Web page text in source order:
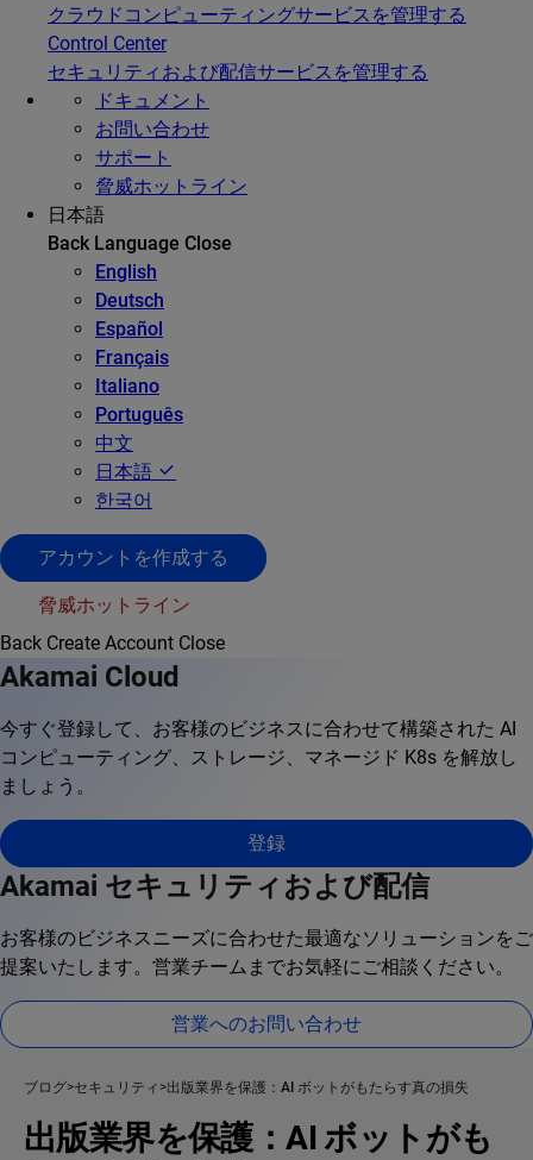
クラウドコンピューティングサービスを管理する
Control Center
セキュリティおよび配信サービスを管理する
ドキュメント
お問い合わせ
サポート
脅威ホットライン
日本語
Back Language Close
English
Deutsch
Español
Français
Italiano
Português
中文
日本語
한국어
アカウントを作成する
脅威ホットライン
Back Create Account Close
Akamai Cloud
今すぐ登録して、お客様のビジネスに合わせて構築された AI
コンピューティング、ストレージ、マネージド K8s を解放し
ましょう。
登録
Akamai セキュリティおよび配信
お客様のビジネスニーズに合わせた最適なソリューションをご
提案いたします。営業チームまでお気軽にご相談ください。
営業へのお問い合わせ
ブログ セキュリティ 出版業界を保護：AI ボットがもたらす真の損失
出版業界を保護：AI ボットがも